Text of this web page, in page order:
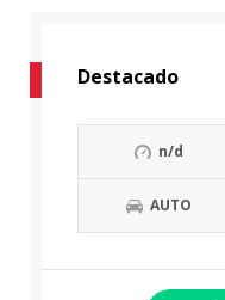
Destacado
n/d
AUTO